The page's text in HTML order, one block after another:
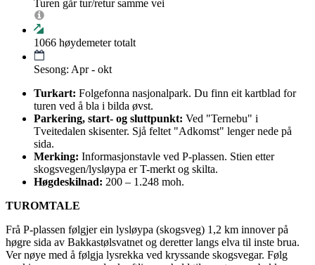
Turen går tur/retur samme vei
1066 høydemeter totalt
Sesong: Apr - okt
Turkart: Folgefonna nasjonalpark. Du finn eit kartblad for
turen ved å bla i bilda øvst.
Parkering, start- og sluttpunkt: Ved "Ternebu" i
Tveitedalen skisenter. Sjå feltet "Adkomst" lenger nede på
sida.
Merking: Informasjonstavle ved P-plassen. Stien etter
skogsvegen/lysløypa er T-merkt og skilta.
Høgdeskilnad: 200 – 1.248 moh.
TUROMTALE
Frå P-plassen følgjer ein lysløypa (skogsveg) 1,2 km innover på
høgre sida av Bakkastølsvatnet og deretter langs elva til inste brua.
Ver nøye med å følgja lysrekka ved kryssande skogsvegar. Følg